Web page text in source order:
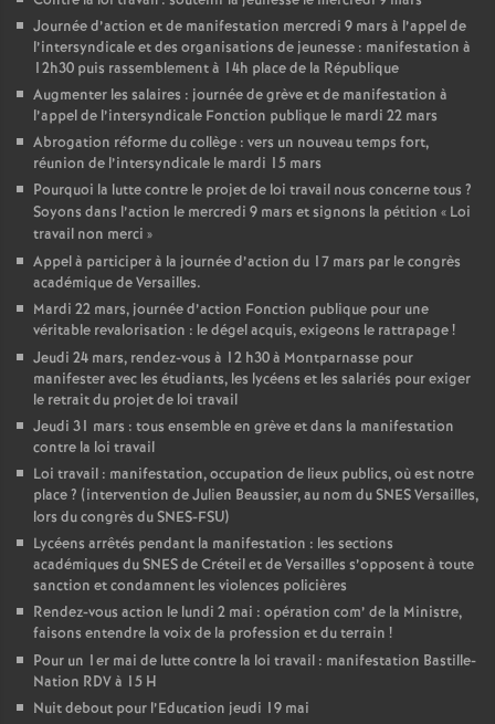
Journée d’action et de manifestation mercredi 9 mars à l’appel de
l’intersyndicale et des organisations de jeunesse : manifestation à
12h30 puis rassemblement à 14h place de la République
Augmenter les salaires : journée de grève et de manifestation à
l’appel de l’intersyndicale Fonction publique le mardi 22 mars
Abrogation réforme du collège : vers un nouveau temps fort,
réunion de l’intersyndicale le mardi 15 mars
Pourquoi la lutte contre le projet de loi travail nous concerne tous ?
Soyons dans l’action le mercredi 9 mars et signons la pétition « Loi
travail non merci »
Appel à participer à la journée d’action du 17 mars par le congrès
académique de Versailles.
Mardi 22 mars, journée d’action Fonction publique pour une
véritable revalorisation : le dégel acquis, exigeons le rattrapage!
Jeudi 24 mars, rendez-vous à 12 h30 à Montparnasse pour
manifester avec les étudiants, les lycéens et les salariés pour exiger
le retrait du projet de loi travail
Jeudi 31 mars : tous ensemble en grève et dans la manifestation
contre la loi travail
Loi travail : manifestation, occupation de lieux publics, où est notre
place? (intervention de Julien Beaussier, au nom du SNES Versailles,
lors du congrès du SNES-FSU)
Lycéens arrêtés pendant la manifestation : les sections
académiques du SNES de Créteil et de Versailles s’opposent à toute
sanction et condamnent les violences policières
Rendez-vous action le lundi 2 mai : opération com’ de la Ministre,
faisons entendre la voix de la profession et du terrain !
Pour un 1er mai de lutte contre la loi travail : manifestation Bastille-
Nation RDV à 15 H
Nuit debout pour l’Education jeudi 19 mai